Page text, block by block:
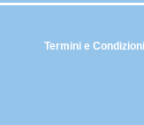
Termini e